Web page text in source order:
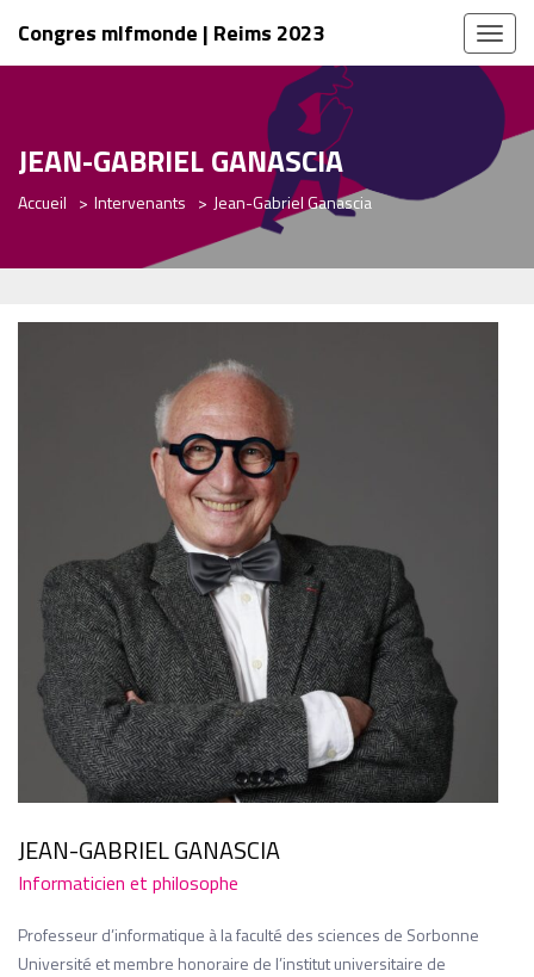
Toggle
Congres mlfmonde | Reims 2023
JEAN-GABRIEL GANASCIA
Accueil Intervenants Jean-Gabriel Ganascia
JEAN-GABRIEL GANASCIA
Informaticien et philosophe
Professeur d’informatique à la faculté des sciences de Sorbonne
Université et membre honoraire de l’institut universitaire de